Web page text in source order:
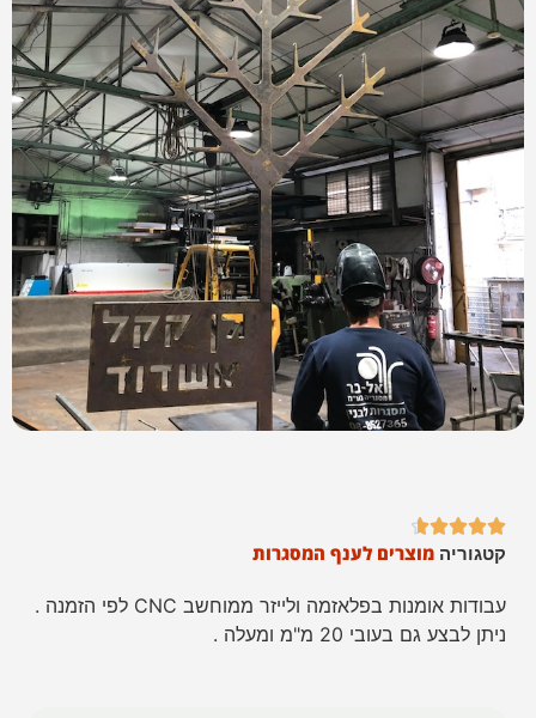





קטגוריה מוצרים לענף המסגרות
עבודות אומנות בפלאזמה ולייזר ממוחשב CNC לפי הזמנה .
ניתן לבצע גם בעובי 20 מ"מ ומעלה .